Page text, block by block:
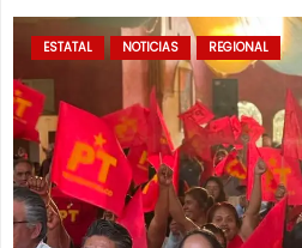
ESTATAL NOTICIAS REGIONAL